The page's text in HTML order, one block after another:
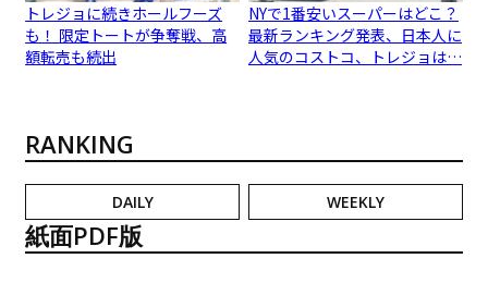
トレジョに続きホールフーズ
も！ 限定トートが争奪戦、高
額転売も続出
NYで1番安いスーパーはどこ？
最新ランキング発表、日本人に
人気のコストコ、トレジョは…
RANKING
DAILY WEEKLY
紙面PDF版